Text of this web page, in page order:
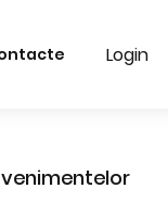
Login
Login